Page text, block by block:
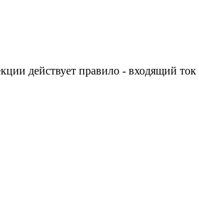
действует правило - входящий